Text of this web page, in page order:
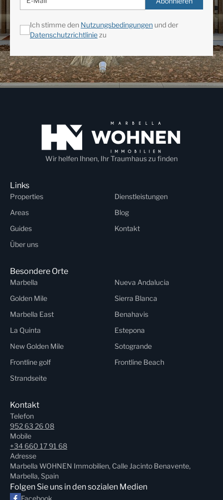
Ich stimme den Nutzungsbedingungen und der
Datenschutzrichtlinie zu
Wir helfen Ihnen, Ihr Traumhaus zu finden
Links
Properties
Dienstleistungen
Areas
Blog
Guides
Kontakt
Über uns
Besondere Orte
Marbella
Nueva Andalucia
Golden Mile
Sierra Blanca
Marbella East
Benahavis
La Quinta
Estepona
New Golden Mile
Sotogrande
Frontline golf
Frontline Beach
Strandseite
Kontakt
Telefon
952 63 26 08
Mobile
+34 660 17 91 68
Adresse
Marbella WOHNEN Immobilien, Calle Jacinto Benavente,
Marbella, Spain
Folgen Sie uns in den sozialen Medien
Facebook